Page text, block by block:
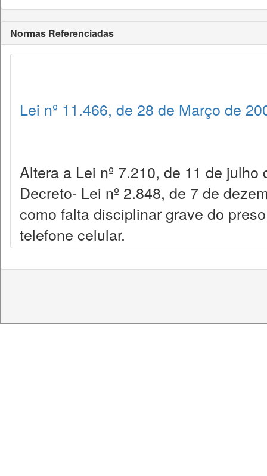
Normas Referenciadas
Lei nº 11.466, de 28 de Março de
Altera a Lei nº 7.210, de 11 de
Decreto- Lei nº 2.848, de 7 de
como falta disciplinar grave do
telefone celular.